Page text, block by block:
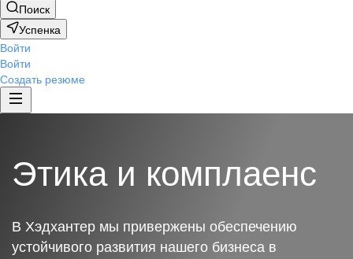
Поиск
Успенка
Войти
Войти
Создать резюме
Этика и комплаенс
В Хэдхантер мы привержены обеспечению
устойчивого развития нашего бизнеса в